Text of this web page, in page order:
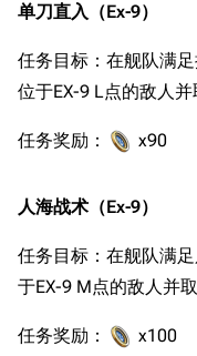
单刀直入（Ex-9）
任务目标：在舰队满
位于EX-9 L点的敌人并
任务奖励： x90
人海战术（Ex-9）
任务目标：在舰队满
于EX-9 M点的敌人并
任务奖励： x100